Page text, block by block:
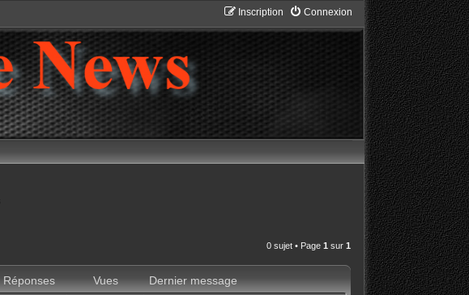
Connexion
Inscription
0 sujet • Page 1 sur 1
Réponses Vues
Dernier message